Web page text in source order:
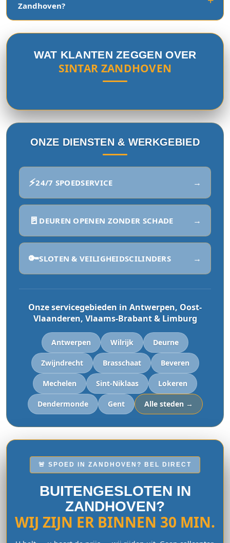
Zandhoven?
WAT KLANTEN ZEGGEN OVER
SINTAR ZANDHOVEN
ONZE DIENSTEN & WERKGEBIED
⚡24/7 SPOEDSERVICE →
🚪 DEUREN OPENEN ZONDER SCHADE →
🔑SLOTEN & VEILIGHEIDSCILINDERS →
Onze servicegebieden in Antwerpen, Oost-
Vlaanderen, Vlaams-Brabant & Limburg
Antwerpen Wilrijk Deurne
Zwijndrecht Brasschaat Beveren
Mechelen Sint-Niklaas Lokeren
Dendermonde Gent Alle steden →
🚨 SPOED IN ZANDHOVEN? BEL DIRECT
BUITENGESLOTEN IN
ZANDHOVEN?
WIJ ZIJN ER BINNEN 30 MIN.